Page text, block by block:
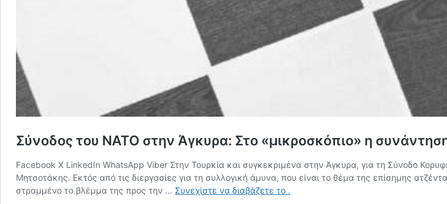
Σύνοδος του ΝΑΤΟ στην Άγκυρα: Στο «μικροσκόπιο» η
Facebook X LinkedIn WhatsApp Viber Στην Τουρκία και συγκεκριμένα στην Άγκυρα, για τη Σύνοδο
Μητσοτάκης. Εκτός από τις διεργασίες για τη συλλογική άμυνα, που είναι το θέμα της επίσημης
στραμμένο το βλέμμα της προς την … Συνεχίστε να διαβάζετε το .